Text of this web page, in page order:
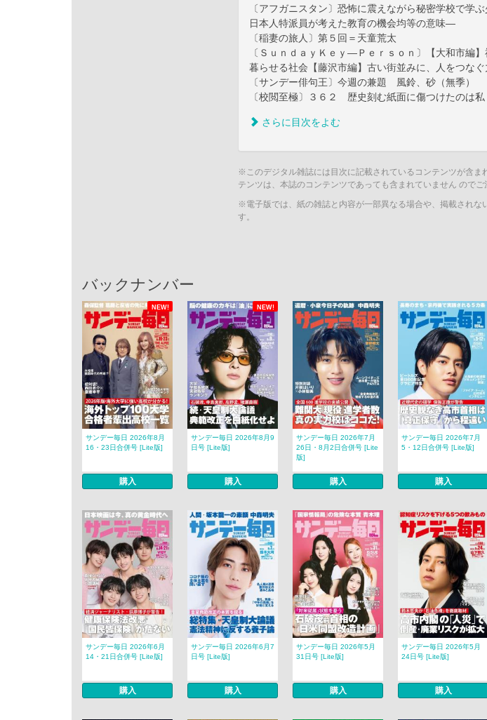
〔アフガニスタン〕恐怖に震えながら秘密学校で学
日本人特派員が考えた教育の機会均等の意味―
〔稲妻の旅人〕第５回＝天童荒太
〔ＳｕｎｄａｙＫｅｙ―Ｐｅｒｓｏｎ〕【大和市編
暮らせる社会【藤沢市編】古い街並みに、人をつなぐ
〔サンデー俳句王〕今週の兼題 風鈴、砂（無季）
〔校閲至極〕３６２ 歴史刻む紙面に傷つけたのは私
さらに目次をよむ
※このデジタル雑誌には目次に記載されているコンテンツが含ま
テンツは、本誌のコンテンツであっても含まれていません のでご
※電子版では、紙の雑誌と内容が一部異なる場合や、掲載されな
す。
バックナンバー
NEW! NEW!
サンデー毎日 2026年8月
16・23日合併号 [Lite版]
購入
サンデー毎日 2026年8月9
日号 [Lite版]
購入
サンデー毎日 2026年7月
26日・8月2日合併号 [Lite
版]
購入
サンデー毎日 2026年7月
5・12日合併号 [Lite版]
購入
サンデー毎日 2026年6月
14・21日合併号 [Lite版]
購入
サンデー毎日 2026年6月7
日号 [Lite版]
購入
サンデー毎日 2026年5月
31日号 [Lite版]
購入
サンデー毎日 2026年5月
24日号 [Lite版]
購入